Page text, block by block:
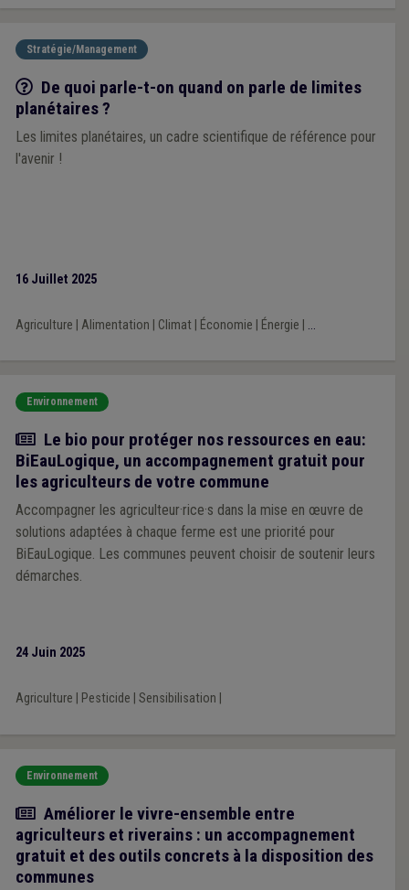
Stratégie/Management
Q/R
De quoi parle-t-on quand on parle de limites
planétaires ?
Les limites planétaires, un cadre scientifique de référence pour
l'avenir !
16 Juillet 2025
Agriculture Alimentation Climat| Économie Énergie ...
Environnement
Actualité
Le bio pour protéger nos ressources en eau:
BiEauLogique, un accompagnement gratuit pour
les agriculteurs de votre commune
Accompagner les agriculteur·rice·s dans la mise en œuvre de
solutions adaptées à chaque ferme est une priorité pour
BiEauLogique. Les communes peuvent choisir de soutenir leurs
démarches.
24 Juin 2025
Agriculture Pesticide Sensibilisation
Environnement
Actualité
Améliorer le vivre-ensemble entre
agriculteurs et riverains : un accompagnement
gratuit et des outils concrets à la disposition des
communes